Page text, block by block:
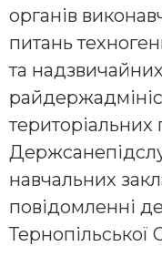
органів
питань
та
територіальних
навчальних
повідомленні
Тернопільської